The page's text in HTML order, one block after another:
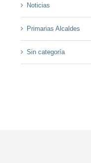
Noticias
Primarias Alcaldes
Sin categoría